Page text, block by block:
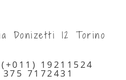
Donizetti 12 Torino
19211524
7172431